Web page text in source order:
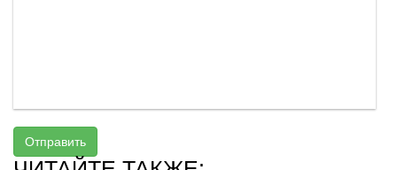
Отправить